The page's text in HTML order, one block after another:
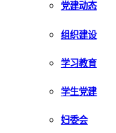
党建动态
组织建设
学习教育
学生党建
妇委会